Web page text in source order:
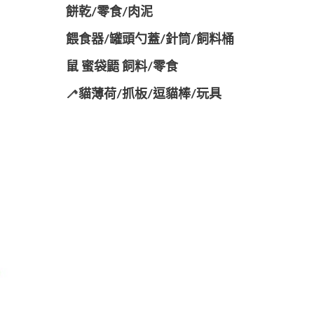
餅乾/零食/肉泥
餵食器/罐頭勺蓋/針筒/飼料桶
鼠 蜜袋鼯 飼料/零食
🦯貓薄荷/抓板/逗貓棒/玩具